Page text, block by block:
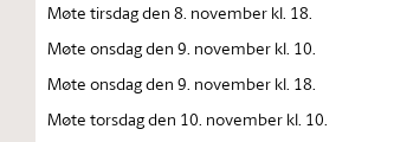
Møte tirsdag den 8. november kl. 18.
Møte onsdag den 9. november kl. 10.
Møte onsdag den 9. november kl. 18.
Møte torsdag den 10. november kl. 10.